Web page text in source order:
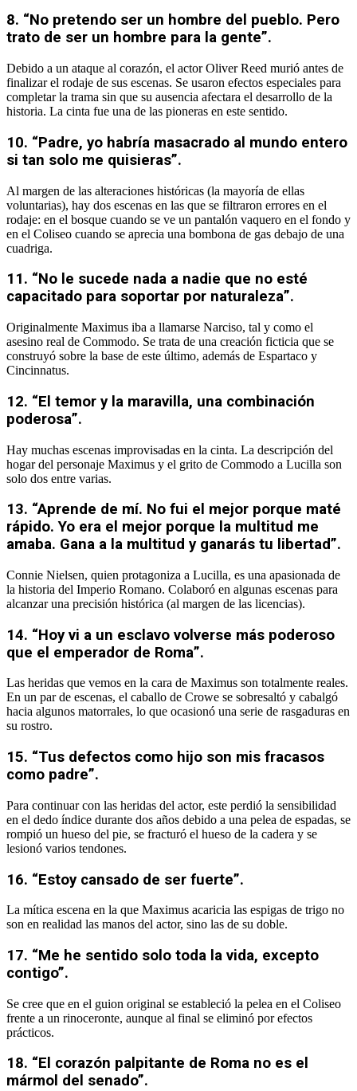
8. “No pretendo ser un hombre del pueblo. Pero
trato de ser un hombre para la gente”.
Debido a un ataque al corazón, el actor Oliver Reed murió antes de
finalizar el rodaje de sus escenas. Se usaron efectos especiales para
completar la trama sin que su ausencia afectara el desarrollo de la
historia. La cinta fue una de las pioneras en este sentido.
10. “Padre, yo habría masacrado al mundo entero
si tan solo me quisieras”.
Al margen de las alteraciones históricas (la mayoría de ellas
voluntarias), hay dos escenas en las que se filtraron errores en el
rodaje: en el bosque cuando se ve un pantalón vaquero en el fondo y
en el Coliseo cuando se aprecia una bombona de gas debajo de una
cuadriga.
11. “No le sucede nada a nadie que no esté
capacitado para soportar por naturaleza”.
Originalmente Maximus iba a llamarse Narciso, tal y como el
asesino real de Commodo. Se trata de una creación ficticia que se
construyó sobre la base de este último, además de Espartaco y
Cincinnatus.
12. “El temor y la maravilla, una combinación
poderosa”.
Hay muchas escenas improvisadas en la cinta. La descripción del
hogar del personaje Maximus y el grito de Commodo a Lucilla son
solo dos entre varias.
13. “Aprende de mí. No fui el mejor porque maté
rápido. Yo era el mejor porque la multitud me
amaba. Gana a la multitud y ganarás tu libertad”.
Connie Nielsen, quien protagoniza a Lucilla, es una apasionada de
la historia del Imperio Romano. Colaboró en algunas escenas para
alcanzar una precisión histórica (al margen de las licencias).
14. “Hoy vi a un esclavo volverse más poderoso
que el emperador de Roma”.
Las heridas que vemos en la cara de Maximus son totalmente reales.
En un par de escenas, el caballo de Crowe se sobresaltó y cabalgó
hacia algunos matorrales, lo que ocasionó una serie de rasgaduras en
su rostro.
15. “Tus defectos como hijo son mis fracasos
como padre”.
Para continuar con las heridas del actor, este perdió la sensibilidad
en el dedo índice durante dos años debido a una pelea de espadas, se
rompió un hueso del pie, se fracturó el hueso de la cadera y se
lesionó varios tendones.
16. “Estoy cansado de ser fuerte”.
La mítica escena en la que Maximus acaricia las espigas de trigo no
son en realidad las manos del actor, sino las de su doble.
17. “Me he sentido solo toda la vida, excepto
contigo”.
Se cree que en el guion original se estableció la pelea en el Coliseo
frente a un rinoceronte, aunque al final se eliminó por efectos
prácticos.
18. “El corazón palpitante de Roma no es el
mármol del senado”.